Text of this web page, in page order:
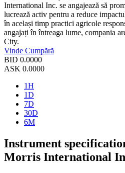
International Inc. se angajează să
lucrează activ pentru a reduce
în același timp practici agricole
angajați în întreaga lume, compania
City.
Vinde Cumpără
BID 0.0000
ASK 0.0000
1H
1D
7D
30D
6M
Instrument
Morris International